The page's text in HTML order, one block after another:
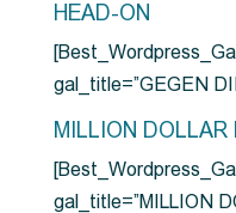
HEAD-ON
gal_title=”GEGEN
MILLION DOLLAR
gal_title=”MILLION